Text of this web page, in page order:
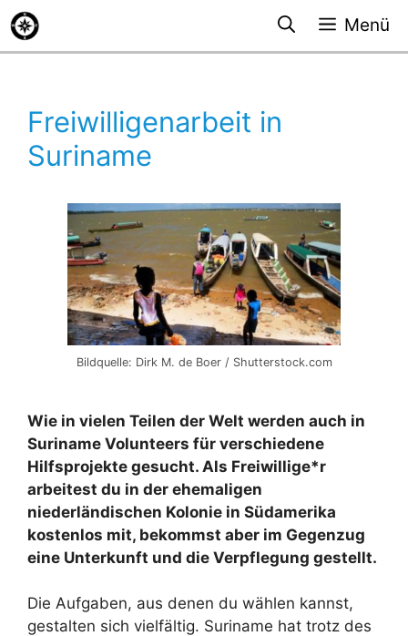
Zum
Inhalt
springen
Menü
Freiwilligenarbeit in
Suriname
Bildquelle: Dirk M. de Boer / Shutterstock.com
Wie in vielen Teilen der Welt werden auch in
Suriname Volunteers für verschiedene
Hilfsprojekte gesucht. Als Freiwillige*r
arbeitest du in der ehemaligen
niederländischen Kolonie in Südamerika
kostenlos mit, bekommst aber im Gegenzug
eine Unterkunft und die Verpflegung gestellt.
Die Aufgaben, aus denen du wählen kannst,
gestalten sich vielfältig. Suriname hat trotz des